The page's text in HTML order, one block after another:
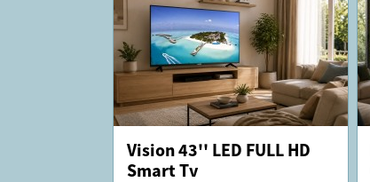
Vision 43'' LED FULL HD
Smart Tv